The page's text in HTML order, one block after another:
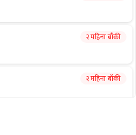
२ महिना बाँकी
२ महिना बाँकी